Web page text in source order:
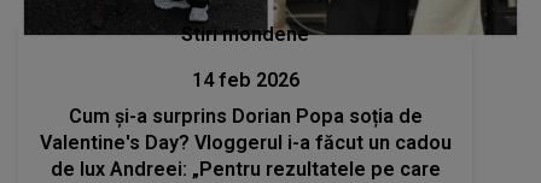
Stiri mondene
14 feb 2026
Cum și-a surprins Dorian Popa soția de
Valentine's Day? Vloggerul i-a făcut un cadou
de lux Andreei: „Pentru rezultatele pe care